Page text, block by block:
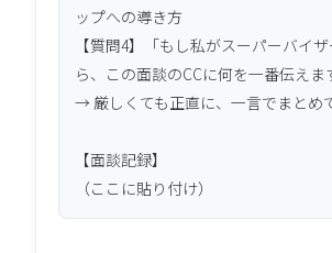
ップへの導き方
【質問4】「もし私がスーパーバイ
ら、この面談のCCに何を一番伝えま
→ 厳しくても正直に、一言でまとめ
【面談記録】
（ここに貼り付け）